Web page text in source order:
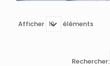
Afficher éléments
Rechercher: